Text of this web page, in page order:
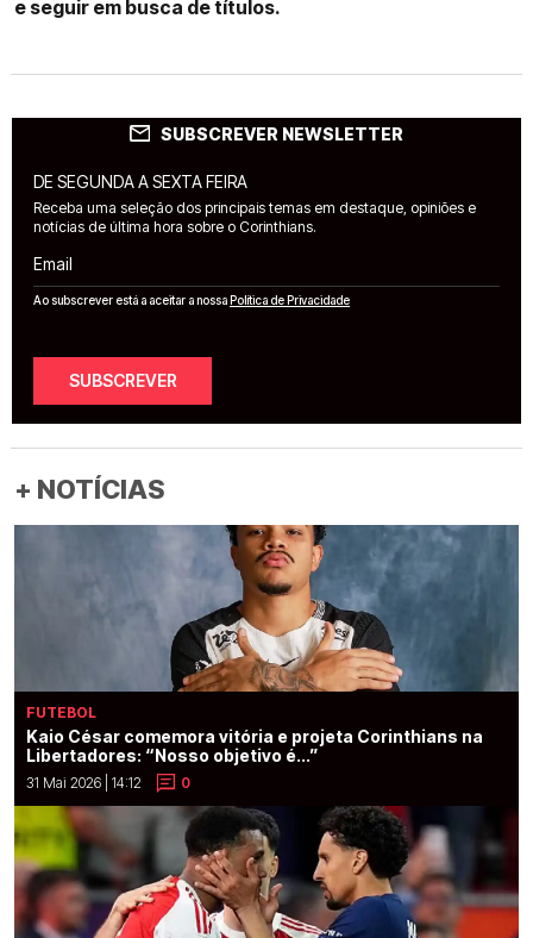
e seguir em busca de títulos.
SUBSCREVER NEWSLETTER
DE SEGUNDA A SEXTA FEIRA
Receba uma seleção dos principais temas em destaque, opiniões e
notícias de última hora sobre o Corinthians.
Email
Ao subscrever está a aceitar a nossaPolítica de Privacidade
SUBSCREVER
+ NOTÍCIAS
FUTEBOL
Kaio César comemora vitória e projeta Corinthians na
Libertadores: “Nosso objetivo é...”
31 Mai 2026 | 14:12 0